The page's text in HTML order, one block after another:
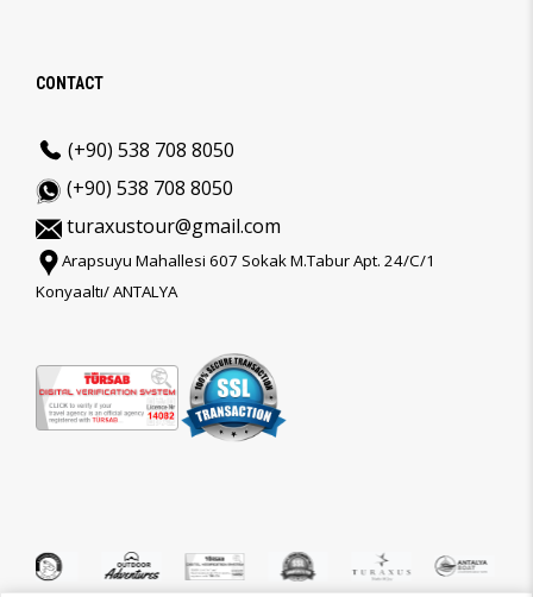
CONTACT
(+90) 538 708 8050
(+90) 538 708 8050
turaxustour@gmail.com
Arapsuyu Mahallesi 607 Sokak M.Tabur Apt. 24/C/1
Konyaaltı/ ANTALYA